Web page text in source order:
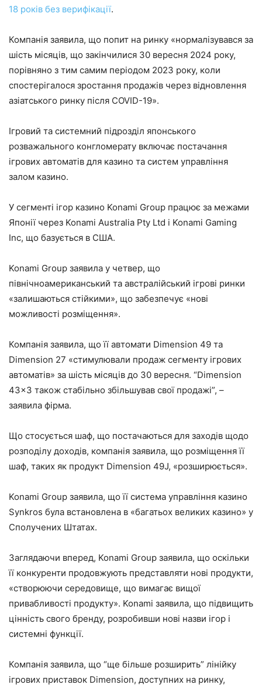
18 років без верифікації.
Компанія заявила, що попит на ринку «нормалізувався за
шість місяців, що закінчилися 30 вересня 2024 року,
порівняно з тим самим періодом 2023 року, коли
спостерігалося зростання продажів через відновлення
азіатського ринку після COVID-19».
Ігровий та системний підрозділ японського
розважального конгломерату включає постачання
ігрових автоматів для казино та систем управління
залом казино.
У сегменті ігор казино Konami Group працює за межами
Японії через Konami Australia Pty Ltd і Konami Gaming
Inc, що базується в США.
Konami Group заявила у четвер, що
північноамериканський та австралійський ігрові ринки
«залишаються стійкими», що забезпечує «нові
можливості розміщення».
Компанія заявила, що її автомати Dimension 49 та
Dimension 27 «стимулювали продаж сегменту ігрових
автоматів» за шість місяців до 30 вересня. “Dimension
43×3 також стабільно збільшував свої продажі”, –
заявила фірма.
Що стосується шаф, що постачаються для заходів щодо
розподілу доходів, компанія заявила, що розміщення її
шаф, таких як продукт Dimension 49J, «розширюється».
Konami Group заявила, що її система управління казино
Synkros була встановлена в «багатьох великих казино» у
Сполучених Штатах.
Заглядаючи вперед, Konami Group заявила, що оскільки
її конкуренти продовжують представляти нові продукти,
«створюючи середовище, що вимагає вищої
привабливості продукту». Konami заявила, що підвищить
цінність свого бренду, розробивши нові назви ігор і
системні функції.
Компанія заявила, що “ще більше розширить” лінійку
ігрових приставок Dimension, доступних на ринку,